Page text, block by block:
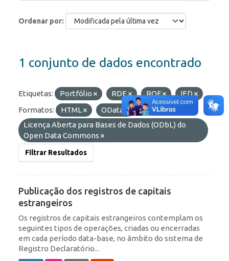
Ordenar por
1 conjunto de dados encontrado
Etiquetas: Portfólio RDE ROF
IED
Formatos:
HTML OData
Licenças:
Licença Aberta para Bases de Dados (ODbL) do
Open Data Commons
Filtrar Resultados
Publicação dos registros de capitais
estrangeiros
Os registros de capitais estrangeiros contemplam os
seguintes tipos de operações, criadas ou encerradas
em cada período data-base, no âmbito do sistema de
Registro Declaratório...